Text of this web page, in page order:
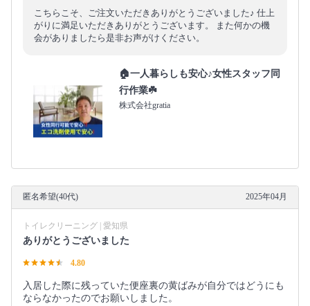
こちらこそ、ご注文いただきありがとうございました♪ 仕上
がりに満足いただきありがとうございます。 また何かの機
会がありましたら是非お声がけください。
🏠一人暮らしも安心♪女性スタッフ同
行作業☘️
株式会社gratia
匿名希望(40代) 2025年04月
トイレクリーニング | 愛知県
ありがとうございました
4.80
入居した際に残っていた便座裏の黄ばみが自分ではどうにも
ならなかったのでお願いしました。